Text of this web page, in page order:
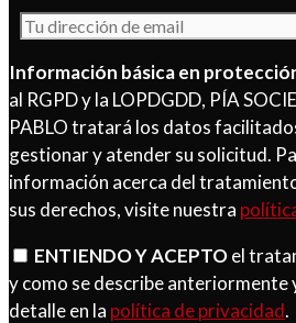
Información básica en
al RGPD y la LOPDGDD, PÍA
PABLO tratará los datos
gestionar y atender su solicitud.
información acerca del
sus derechos, visite nuestra
ENTIENDO Y ACEPTOel
y como se describe anteriormente
detalle en la política de privacidad.